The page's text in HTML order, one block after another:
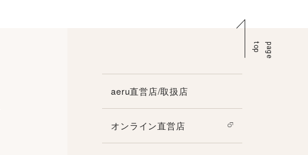
p
a
g
e
t
o
p
aeru直営店/取扱店
オンライン直営店